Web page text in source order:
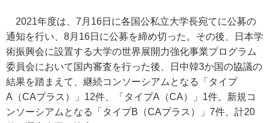
2021年度は、7月16日に各国公私立大学長宛てに公募の
通知を行い、8月16日に公募を締め切った。その後、日本学
術振興会に設置する大学の世界展開力強化事業プログラム
委員会において国内審査を行った後、日中韓3か国の協議の
結果を踏まえて、継続コンソーシアムとなる「タイプ
A（CAプラス）」12件、「タイプA（CA）」1件。新規コ
ンソーシアムとなる「タイプB（CAプラス）」7件、計20